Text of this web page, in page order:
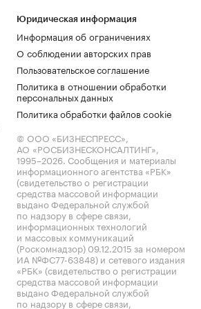
Юридическая информация
Информация об ограничениях
О соблюдении авторских прав
Пользовательское соглашение
Политика в отношении обработки
персональных данных
Политика обработки файлов cookie
© ООО «БИЗНЕСПРЕСС»,
АО «РОСБИЗНЕСКОНСАЛТИНГ»,
1995–2026. Сообщения и материалы
информационного агентства «РБК»
(свидетельство о регистрации
средства массовой информации
выдано Федеральной службой
по надзору в сфере связи,
информационных технологий
и массовых коммуникаций
(Роскомнадзор) 09.12.2015 за номером
ИА №ФС77-63848) и сетевого издания
«РБК» (свидетельство о регистрации
средства массовой информации
выдано Федеральной службой
по надзору в сфере связи,